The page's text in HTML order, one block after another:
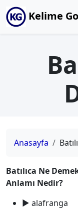
Kelime Go
Anasayfa
Batılıca Ne
Anlamı Nedir?
► alafranga